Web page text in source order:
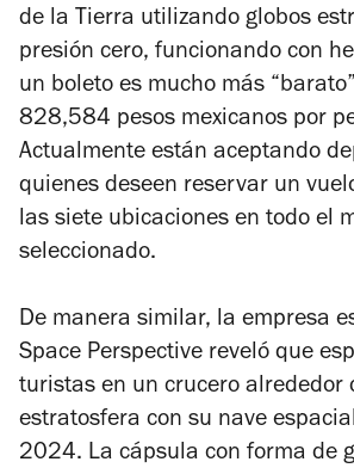
de la Tierra utilizando globos
presión cero, funcionando con
un boleto es mucho más
828,584 pesos mexicanos por
Actualmente están aceptando
quienes deseen reservar un
las siete ubicaciones en todo el
seleccionado.
De manera similar, la empresa
Space Perspective reveló que
turistas en un crucero alrededor
estratosfera con su nave
2024. La cápsula con forma de